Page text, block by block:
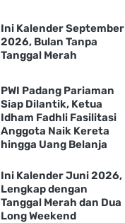
Ini Kalender September
2026, Bulan Tanpa
Tanggal Merah
PWI Padang Pariaman
Siap Dilantik, Ketua
Idham Fadhli Fasilitasi
Anggota Naik Kereta
hingga Uang Belanja
Ini Kalender Juni 2026,
Lengkap dengan
Tanggal Merah dan Dua
Long Weekend